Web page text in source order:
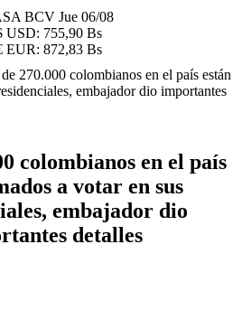
BCV Jue 06/08
USD: 755,90 Bs
EUR: 872,83 Bs
270.000 colombianos en el país están
embajador dio importantes
colombianos en el país
a votar en sus
embajador dio
detalles